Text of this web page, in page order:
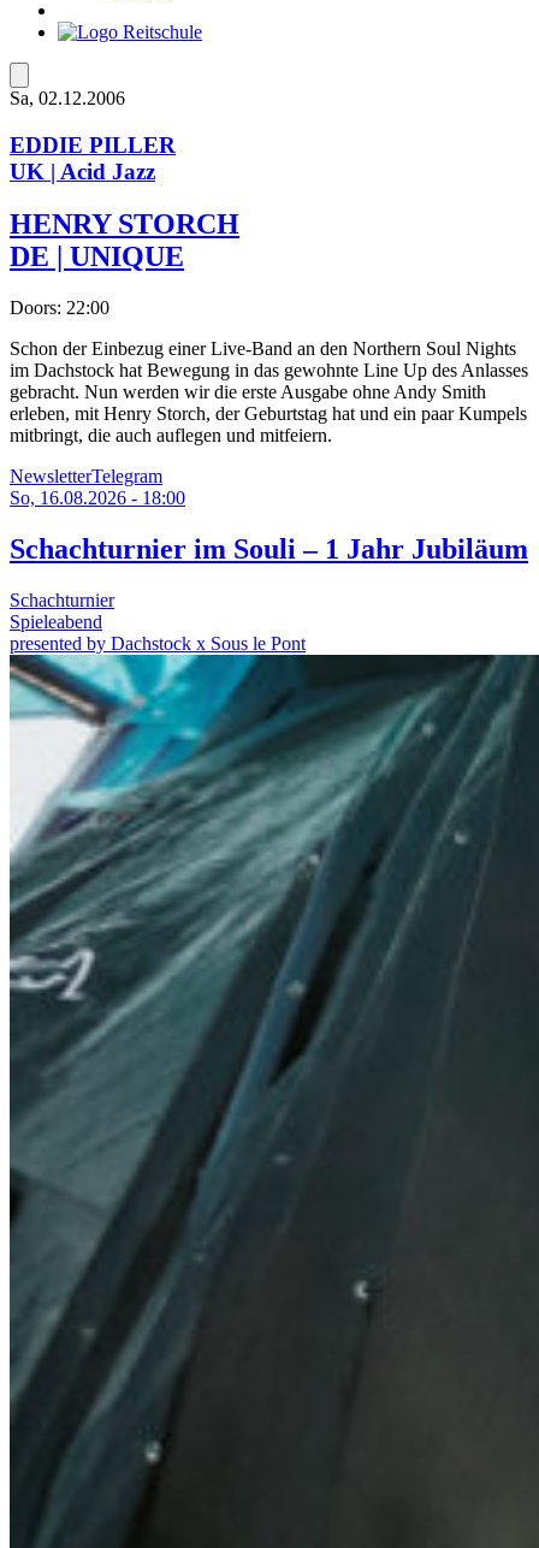
Sa, 02.12.2006
EDDIE PILLER
UK | Acid Jazz
HENRY STORCH
DE | UNIQUE
Doors: 22:00
Schon der Einbezug einer Live-Band an den Northern Soul Nights
im Dachstock hat Bewegung in das gewohnte Line Up des Anlasses
gebracht. Nun werden wir die erste Ausgabe ohne Andy Smith
erleben, mit Henry Storch, der Geburtstag hat und ein paar Kumpels
mitbringt, die auch auflegen und mitfeiern.
NewsletterTelegram
So, 16.08.2026 - 18:00
Schachturnier im Souli – 1 Jahr Jubiläum
Schachturnier
Spieleabend
presented by Dachstock x Sous le Pont